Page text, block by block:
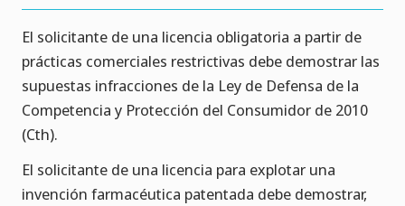
El solicitante de una licencia obligatoria a partir de
prácticas comerciales restrictivas debe demostrar las
supuestas infracciones de la Ley de Defensa de la
Competencia y Protección del Consumidor de 2010
(Cth).
El solicitante de una licencia para explotar una
invención farmacéutica patentada debe demostrar,